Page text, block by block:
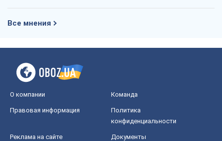
Все мнения
О компании Команда
Правовая информация
Политика
конфиденциальности
Реклама на сайте Документы